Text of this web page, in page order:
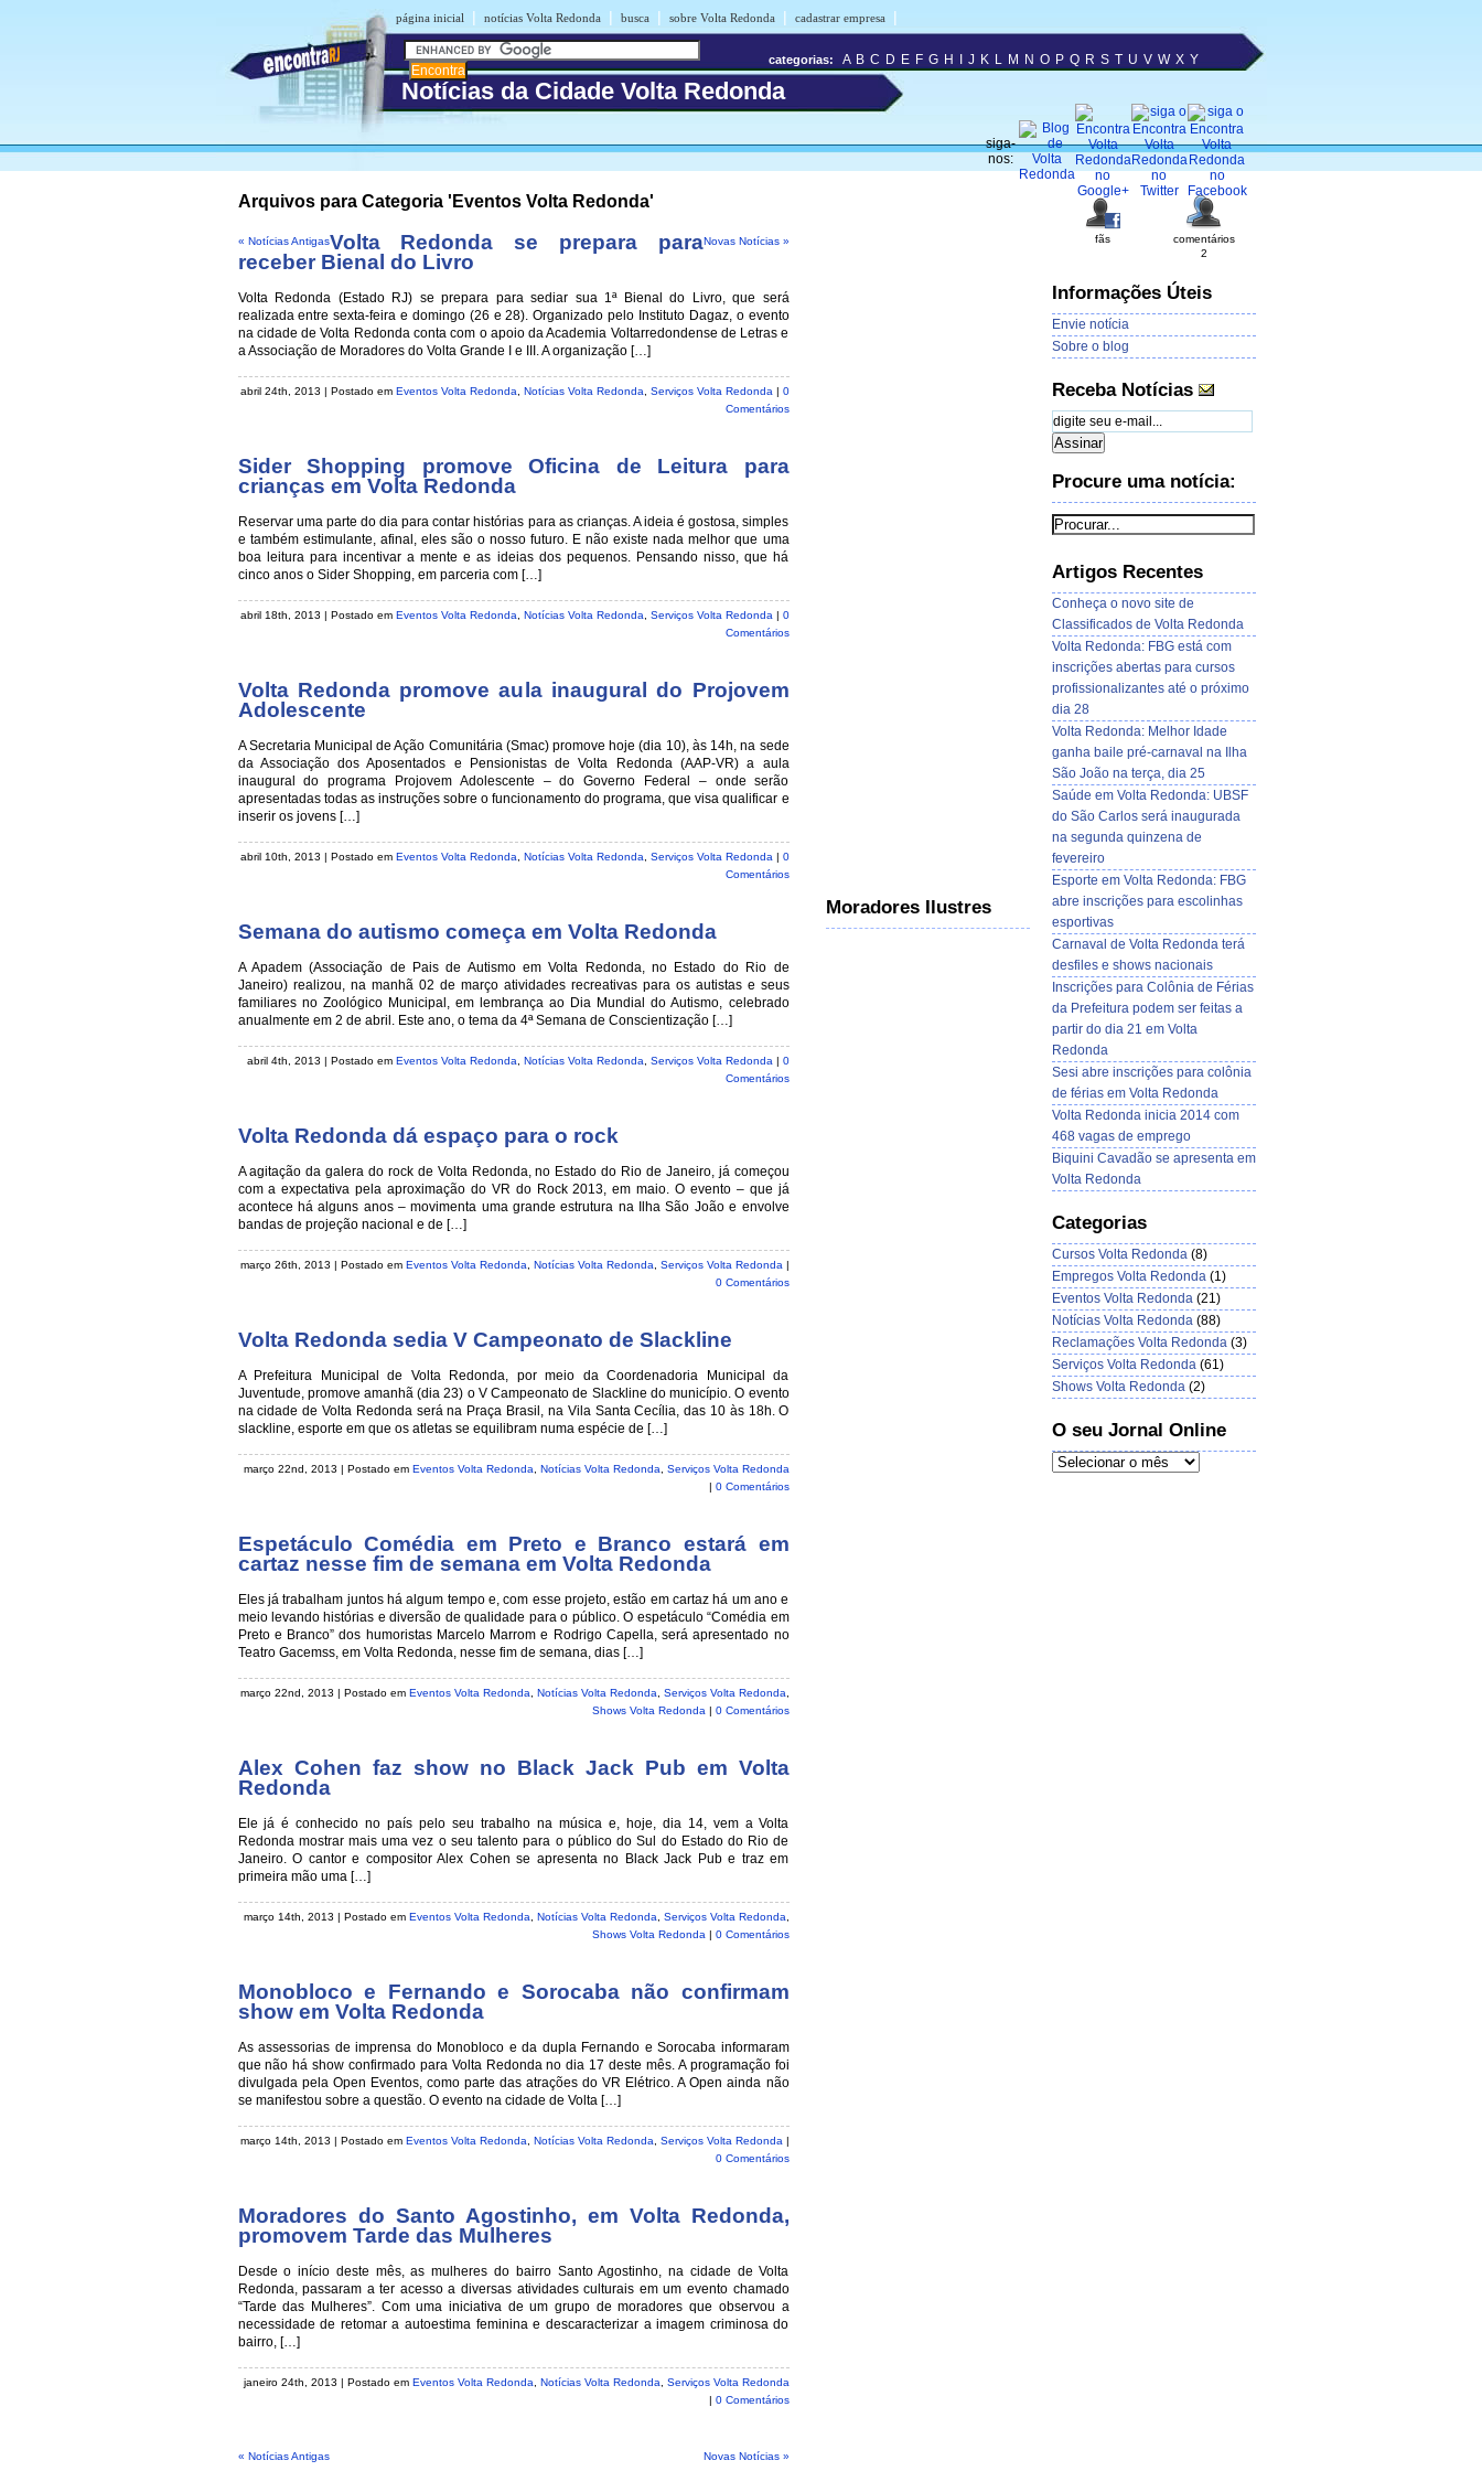
página inicial | notícias Volta Redonda | busca | sobre Volta Redonda | cadastrar empresa |
Notícias da Cidade Volta Redonda
siga-
nos:
categorias: A B C D E F G H J K L M N O P Q R S T U V W X Y
Arquivos para Categoria 'Eventos Volta Redonda'
« Notícias Antigas Novas Notícias »
Volta Redonda se prepara para
receber Bienal do Livro
Volta Redonda (Estado RJ) se prepara para sediar sua 1ª Bienal do Livro, que será
realizada entre sexta-feira e domingo (26 e 28). Organizado pelo Instituto Dagaz, o evento
na cidade de Volta Redonda conta com o apoio da Academia Voltarredondense de Letras e
a Associação de Moradores do Volta Grande I e III. A organização […]
abril 24th, 2013 | Postado em Eventos Volta Redonda Notícias Volta Redonda Serviços Volta Redonda | 0
Comentários
Sider Shopping promove Oficina de Leitura para
crianças em Volta Redonda
Reservar uma parte do dia para contar histórias para as crianças. A ideia é gostosa, simples
e também estimulante, afinal, eles são o nosso futuro. E não existe nada melhor que uma
boa leitura para incentivar a mente e as ideias dos pequenos. Pensando nisso, que há
cinco anos o Sider Shopping, em parceria com […]
abril 18th, 2013 | Postado em Eventos Volta Redonda Notícias Volta Redonda Serviços Volta Redonda | 0
Comentários
Volta Redonda promove aula inaugural do Projovem
Adolescente
A Secretaria Municipal de Ação Comunitária (Smac) promove hoje (dia 10), às 14h, na sede
da Associação dos Aposentados e Pensionistas de Volta Redonda (AAP-VR) a aula
inaugural do programa Projovem Adolescente – do Governo Federal – onde serão
apresentadas todas as instruções sobre o funcionamento do programa, que visa qualificar e
inserir os jovens […]
abril 10th, 2013 | Postado em Eventos Volta Redonda Notícias Volta Redonda Serviços Volta Redonda | 0
Comentários
Semana do autismo começa em Volta Redonda
A Apadem (Associação de Pais de Autismo em Volta Redonda, no Estado do Rio de
Janeiro) realizou, na manhã 02 de março atividades recreativas para os autistas e seus
familiares no Zoológico Municipal, em lembrança ao Dia Mundial do Autismo, celebrado
anualmente em 2 de abril. Este ano, o tema da 4ª Semana de Conscientização […]
abril 4th, 2013 | Postado em Eventos Volta Redonda Notícias Volta Redonda Serviços Volta Redonda | 0
Comentários
Volta Redonda dá espaço para o rock
A agitação da galera do rock de Volta Redonda, no Estado do Rio de Janeiro, já começou
com a expectativa pela aproximação do VR do Rock 2013, em maio. O evento – que já
acontece há alguns anos – movimenta uma grande estrutura na Ilha São João e envolve
bandas de projeção nacional e de […]
março 26th, 2013 | Postado em Eventos Volta Redonda Notícias Volta Redonda Serviços Volta Redonda |
0 Comentários
Volta Redonda sedia V Campeonato de Slackline
A Prefeitura Municipal de Volta Redonda, por meio da Coordenadoria Municipal da
Juventude, promove amanhã (dia 23) o V Campeonato de Slackline do município. O evento
na cidade de Volta Redonda será na Praça Brasil, na Vila Santa Cecília, das 10 às 18h. O
slackline, esporte em que os atletas se equilibram numa espécie de […]
março 22nd, 2013 | Postado em Eventos Volta Redonda Notícias Volta Redonda
Serviços Volta Redonda
| 0 Comentários
Espetáculo Comédia em Preto e Branco estará em
cartaz nesse fim de semana em Volta Redonda
Eles já trabalham juntos há algum tempo e, com esse projeto, estão em cartaz há um ano e
meio levando histórias e diversão de qualidade para o público. O espetáculo “Comédia em
Preto e Branco” dos humoristas Marcelo Marrom e Rodrigo Capella, será apresentado no
Teatro Gacemss, em Volta Redonda, nesse fim de semana, dias […]
março 22nd, 2013 | Postado em Eventos Volta Redonda Notícias Volta Redonda Serviços Volta Redonda
Shows Volta Redonda | 0 Comentários
Alex Cohen faz show no Black Jack Pub em Volta
Redonda
Ele já é conhecido no país pelo seu trabalho na música e, hoje, dia 14, vem a Volta
Redonda mostrar mais uma vez o seu talento para o público do Sul do Estado do Rio de
Janeiro. O cantor e compositor Alex Cohen se apresenta no Black Jack Pub e traz em
primeira mão uma […]
março 14th, 2013 | Postado em Eventos Volta Redonda Notícias Volta Redonda Serviços Volta Redonda
Shows Volta Redonda | 0 Comentários
Monobloco e Fernando e Sorocaba não confirmam
show em Volta Redonda
As assessorias de imprensa do Monobloco e da dupla Fernando e Sorocaba informaram
que não há show confirmado para Volta Redonda no dia 17 deste mês. A programação foi
divulgada pela Open Eventos, como parte das atrações do VR Elétrico. A Open ainda não
se manifestou sobre a questão. O evento na cidade de Volta […]
março 14th, 2013 | Postado em Eventos Volta Redonda Notícias Volta Redonda Serviços Volta Redonda |
0 Comentários
Moradores do Santo Agostinho, em Volta Redonda,
promovem Tarde das Mulheres
Desde o início deste mês, as mulheres do bairro Santo Agostinho, na cidade de Volta
Redonda, passaram a ter acesso a diversas atividades culturais em um evento chamado
“Tarde das Mulheres”. Com uma iniciativa de um grupo de moradores que observou a
necessidade de retomar a autoestima feminina e descaracterizar a imagem criminosa do
bairro, […]
janeiro 24th, 2013 | Postado em Eventos Volta Redonda Notícias Volta Redonda
Serviços Volta Redonda
| 0 Comentários
« Notícias Antigas Novas Notícias »
Moradores Ilustres
fãs
comentários
2
Informações Úteis
Envie notícia
Sobre o blog
Receba Notícias
Procure uma notícia:
Artigos Recentes
Conheça o novo site de
Classificados de Volta Redonda
Volta Redonda: FBG está com
inscrições abertas para cursos
profissionalizantes até o próximo
dia 28
Volta Redonda: Melhor Idade
ganha baile pré-carnaval na Ilha
São João na terça, dia 25
Saúde em Volta Redonda: UBSF
do São Carlos será inaugurada
na segunda quinzena de
fevereiro
Esporte em Volta Redonda: FBG
abre inscrições para escolinhas
esportivas
Carnaval de Volta Redonda terá
desfiles e shows nacionais
Inscrições para Colônia de Férias
da Prefeitura podem ser feitas a
partir do dia 21 em Volta
Redonda
Sesi abre inscrições para colônia
de férias em Volta Redonda
Volta Redonda inicia 2014 com
468 vagas de emprego
Biquini Cavadão se apresenta em
Volta Redonda
Categorias
Cursos Volta Redonda(8)
Empregos Volta Redonda(1)
Eventos Volta Redonda(21)
Notícias Volta Redonda(88)
Reclamações Volta Redonda(3)
Serviços Volta Redonda(61)
Shows Volta Redonda(2)
O seu Jornal Online